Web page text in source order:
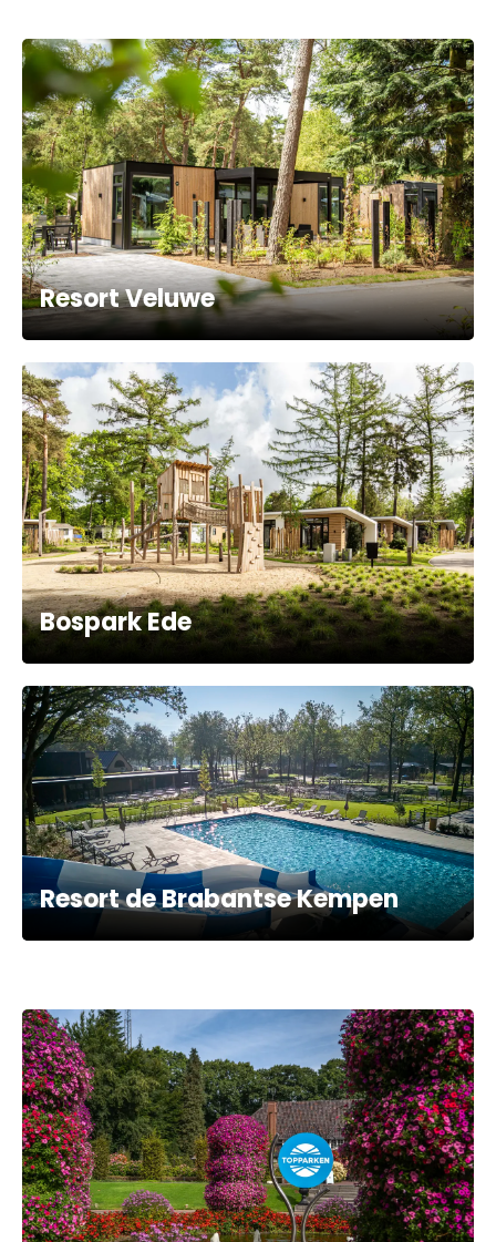
Resort Veluwe
Bospark Ede
Resort de Brabantse Kempen